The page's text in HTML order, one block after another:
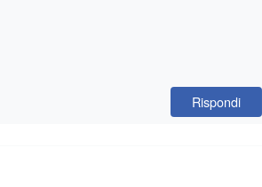
Rispondi